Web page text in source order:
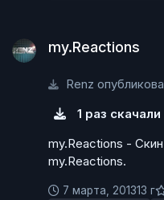
my.Reactions
Renz
1 раз скачали
my.Reactions -
my.Reactions.
7 марта, 201313 г